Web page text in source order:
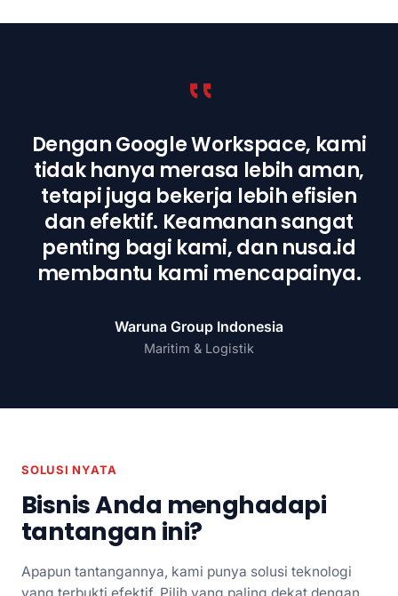
Dengan Google Workspace, kami
tidak hanya merasa lebih aman,
tetapi juga bekerja lebih efisien
dan efektif. Keamanan sangat
penting bagi kami, dan nusa.id
membantu kami mencapainya.
Waruna Group Indonesia
Maritim & Logistik
SOLUSI NYATA
Bisnis Anda menghadapi
tantangan ini?
Apapun tantangannya, kami punya solusi teknologi
yang terbukti efektif. Pilih yang paling dekat dengan